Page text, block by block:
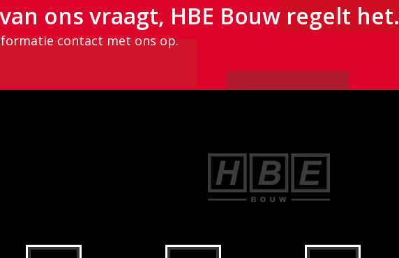
ons vraagt, HBE Bouw regelt het.
contact met ons op.